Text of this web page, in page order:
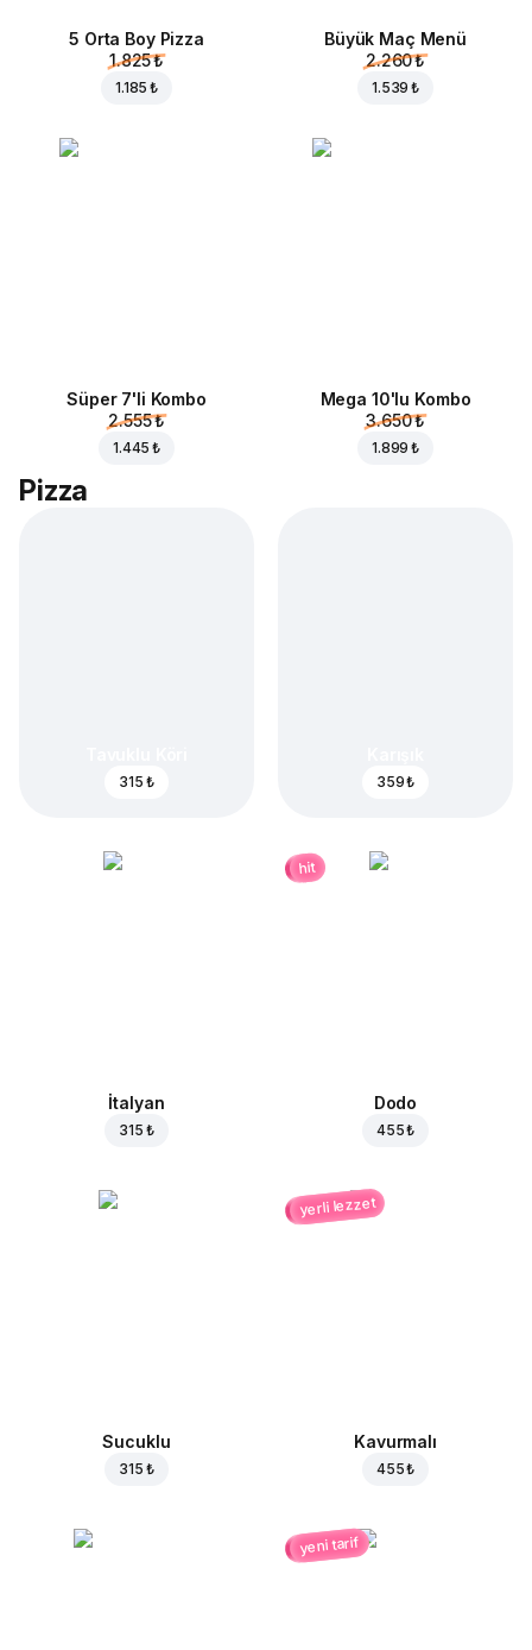
5 Orta Boy Pizza
1.825 ₺
1.185 ₺
Büyük Maç Menü
2.260 ₺
1.539 ₺
Süper 7'li Kombo
2.555 ₺
1.445 ₺
Mega 10'lu Kombo
3.650 ₺
1.899 ₺
Pizza
315 ₺ 359 ₺
İtalyan
315 ₺
hit
Dodo
455 ₺
Sucuklu
315 ₺
yerli lezzet
Kavurmalı
455 ₺
yeni tarif